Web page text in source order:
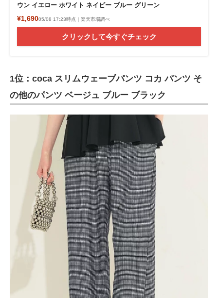
ウン イエロー ホワイト ネイビー ブルー グリーン
¥1,69005/08 17:23時点｜楽天市場調べ
クリックして今すぐチェック
1位：coca スリムウェーブパンツ コカ パンツ そ
の他のパンツ ベージュ ブルー ブラック